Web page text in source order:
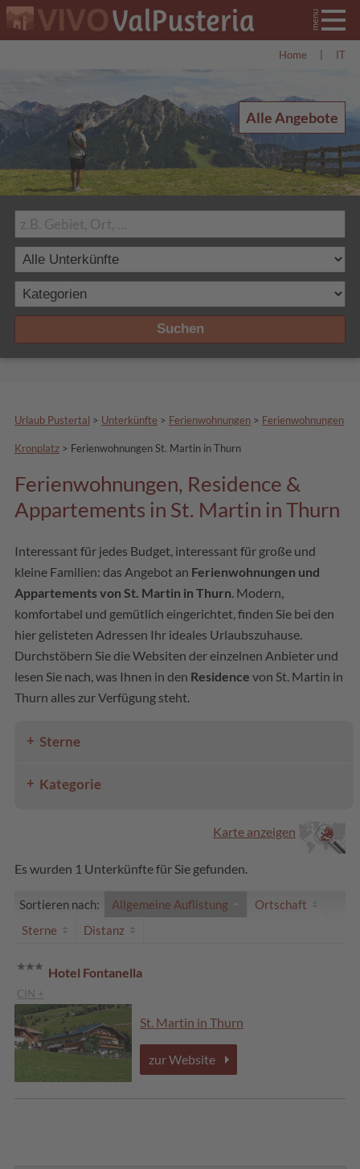
Home IT
Suchen
Alle Angebote
Urlaub Pustertal > Unterkünfte > Ferienwohnungen > Ferienwohnungen
Kronplatz > Ferienwohnungen St. Martin in Thurn
Ferienwohnungen, Residence &
Appartements in St. Martin in Thurn
Interessant für jedes Budget, interessant für große und
kleine Familien: das Angebot an Ferienwohnungen und
Appartements von St. Martin in Thurn . Modern,
komfortabel und gemütlich eingerichtet, finden Sie bei den
hier gelisteten Adressen Ihr ideales Urlaubszuhause.
Durchstöbern Sie die Websiten der einzelnen Anbieter und
lesen Sie nach, was Ihnen in den Residence von St. Martin in
Thurn alles zur Verfügung steht.
Sterne
Kategorie
Karte anzeigen
Es wurden 1 Unterkünfte für Sie gefunden.
Sortieren nach: Allgemeine Auflistung
Ortschaft
Sterne
Distanz
Hotel Fontanella
CIN +
St. Martin in Thurn
zur Website